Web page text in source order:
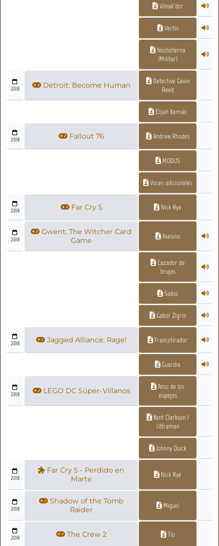
Vilnak'dor
Vectis
Nocheterna
(Militar)
2018 Detroit: Become Human
Detective Gavin
Reed
Elijah Kamski
2018 Fallout 76 Andrew Rhodes
MODUS
Voces adicionales
2018 Far Cry 5 Nick Rye
2018
Gwent: The Witcher Card
Game
Asesino
Cazador de
brujas
Sabio
Gabor Zigrin
2018 Jagged Alliance: Rage! Francotirador
Guardia
2018 LEGO DC Súper-Villanos
Amo de los
espejos
Kent Clarkson /
Ultraman
Johnny Quick
2018
Far Cry 5 - Perdido en
Marte
Nick Rye
2018
Shadow of the Tomb
Raider
Miguel
2018 The Crew 2 Tío